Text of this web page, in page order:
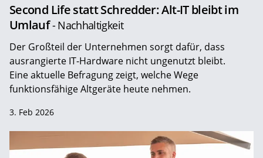
Second Life statt Schredder: Alt-IT bleibt im
Umlauf- Nachhaltigkeit
Der Großteil der Unternehmen sorgt dafür, dass
ausrangierte IT-Hardware nicht ungenutzt bleibt.
Eine aktuelle Befragung zeigt, welche Wege
funktionsfähige Altgeräte heute nehmen.
3. Feb 2026